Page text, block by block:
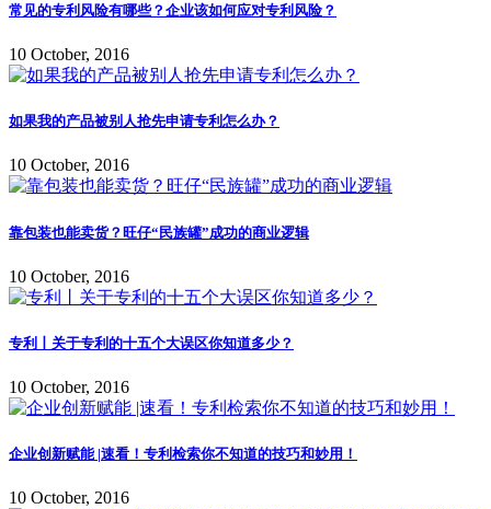
常见的专利风险有哪些？企业该如何应对专利风险？
10 October, 2016
如果我的产品被别人抢先申请专利怎么办？
10 October, 2016
靠包装也能卖货？旺仔“民族罐”成功的商业逻辑
10 October, 2016
专利丨关于专利的十五个大误区你知道多少？
10 October, 2016
企业创新赋能 |速看！专利检索你不知道的技巧和妙用！
10 October, 2016